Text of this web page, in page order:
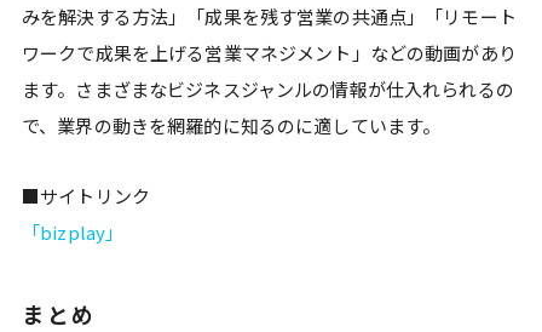
みを解決する方法」「成果を残す営業の共通点」「リモート
ワークで成果を上げる営業マネジメント」などの動画があり
ます。さまざまなビジネスジャンルの情報が仕入れられるの
で、業界の動きを網羅的に知るのに適しています。
■サイトリンク
「bizplay」
まとめ